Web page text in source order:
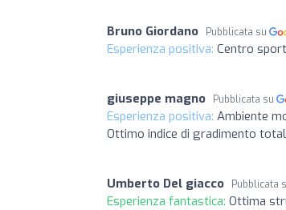
Bruno Giordano Pubblicata su
Esperienza positiva: Centro
giuseppe magno Pubblicata su
Esperienza positiva: Ambiente
Ottimo indice di gradimento
Umberto Del giacco Pubblicata
Esperienza fantastica: Ottima